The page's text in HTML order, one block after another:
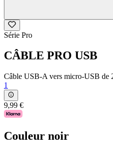
Série Pro
CÂBLE PRO USB
Câble USB-A vers micro-USB de
1
9,99 €
Couleur noir